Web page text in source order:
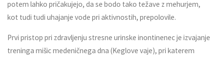
potem lahko pričakujejo, da se bodo tako težave z mehurjem,
kot tudi tudi uhajanje vode pri aktivnostih, prepolovile.
Prvi pristop pri zdravljenju stresne urinske inontinenec je izvajanje
treninga mišic medeničnega dna (Keglove vaje), pri katerem